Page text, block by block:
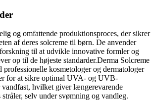
og omfattende produktionsproces, der sikrer
af deres solcreme til børn. De anvender
til at udvikle innovative formler og
op til de højeste standarder.Derma Solcreme
kosmetologer og dermatologer
for at sikre optimal UVA- og UVB-
vandfast, hvilket giver længerevarende
stråler, selv under svømning og vandleg.